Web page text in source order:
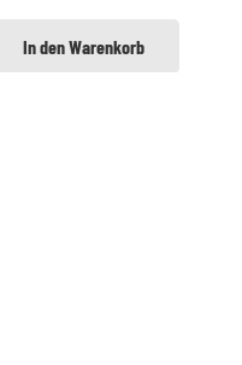
In den Warenkorb